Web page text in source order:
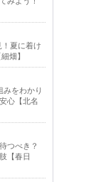
！夏に着け
畑】
みをわかり
心【北名
つべき？
【春日